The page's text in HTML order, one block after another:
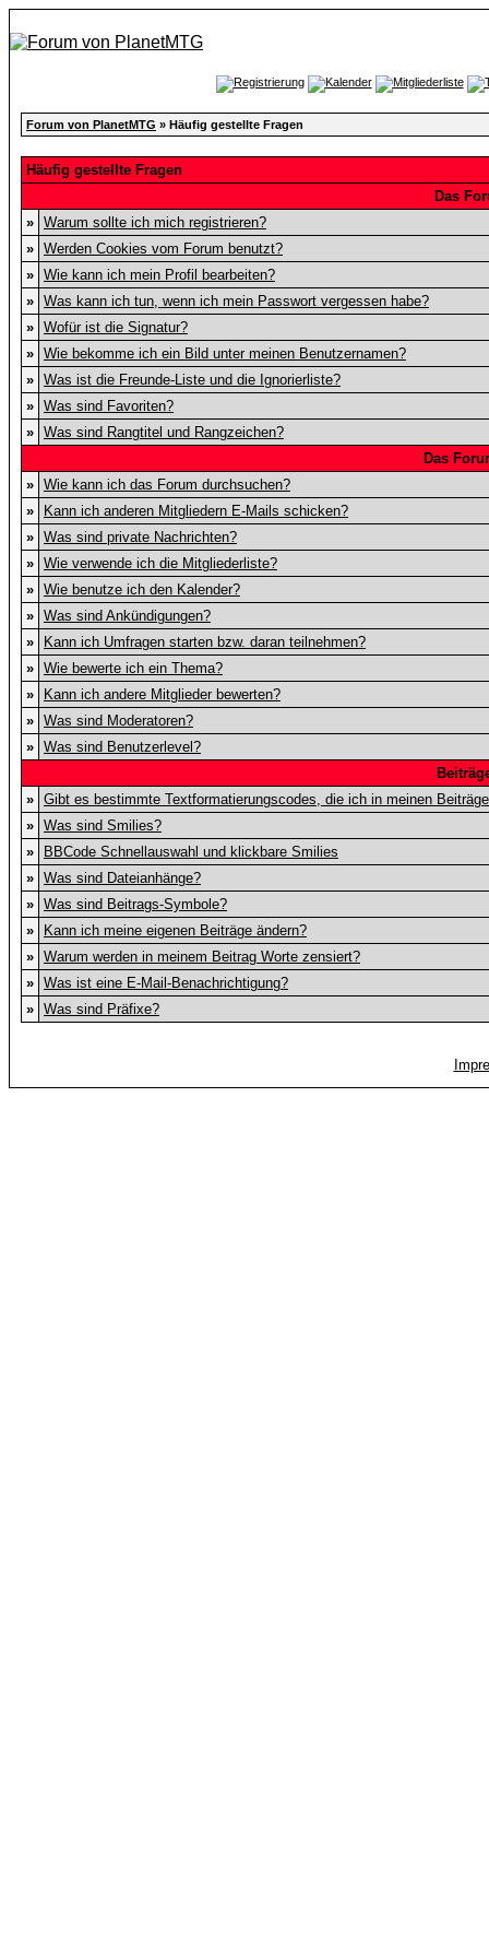
Forum von PlanetMTG » Häufig gestellte Fragen
Häufig gestellte Fragen
Das
» Warum sollte ich mich registrieren?
» Werden Cookies vom Forum benutzt?
» Wie kann ich mein Profil bearbeiten?
» Was kann ich tun, wenn ich mein Passwort vergessen habe?
» Wofür ist die Signatur?
» Wie bekomme ich ein Bild unter meinen Benutzernamen?
» Was ist die Freunde-Liste und die Ignorierliste?
» Was sind Favoriten?
» Was sind Rangtitel und Rangzeichen?
Das
» Wie kann ich das Forum durchsuchen?
»
Kann ich anderen Mitgliedern E-Mails schicken?
» Was sind private Nachrichten?
» Wie verwende ich die Mitgliederliste?
» Wie benutze ich den Kalender?
» Was sind Ankündigungen?
»
Kann ich Umfragen starten bzw. daran teilnehmen?
» Wie bewerte ich ein Thema?
»
Kann ich andere Mitglieder bewerten?
» Was sind Moderatoren?
» Was sind Benutzerlevel?
» Gibt es bestimmte Textformatierungscodes, die ich in meinen
» Was sind Smilies?
»
BBCode Schnellauswahl und klickbare Smilies
» Was sind Dateianhänge?
» Was sind Beitrags-Symbole?
»
Kann ich meine eigenen Beiträge ändern?
» Warum werden in meinem Beitrag Worte zensiert?
» Was ist eine E-Mail-Benachrichtigung?
» Was sind Präfixe?